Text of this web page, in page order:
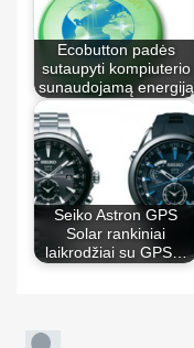
Ecobutton padės
sutaupyti kompiuterio
sunaudojamą energiją
Seiko Astron GPS
Solar rankiniai
laikrodžiai su GPS…